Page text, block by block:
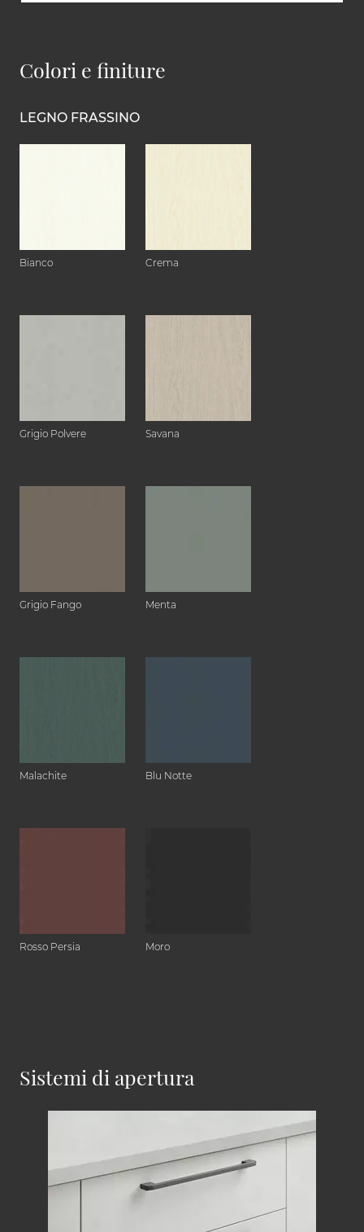
Colori e finiture
LEGNO FRASSINO
Bianco Crema
Grigio Polvere Savana
Grigio Fango Menta
Malachite Blu Notte
Rosso Persia Moro
Sistemi di apertura